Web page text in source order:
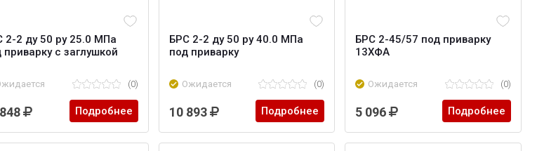
2-2 ду 50 ру 25.0 МПа
приварку с заглушкой
(0)
Подробнее
БРС 2-2 ду 50 ру 40.0 МПа
под приварку
Ожидается (0)
10 893 Подробнее
БРС 2-45/57 под приварку
13ХФА
Ожидается (0)
5 096 Подробнее